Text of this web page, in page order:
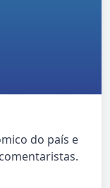
do país e